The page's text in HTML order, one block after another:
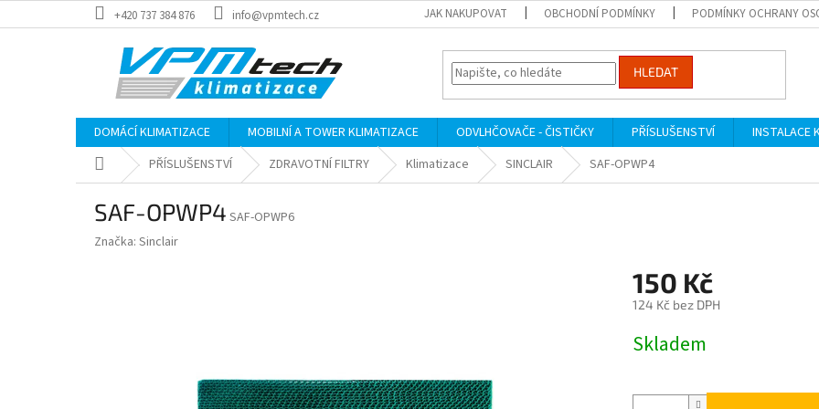
na
+420 737 384 876 info@vpmtech.cz JAK NAKUPOVAT OBCHODNÍ PODMÍNKY PODMÍNKY OCHRANY
HLEDAT
DOMÁCÍ KLIMATIZACE MOBILNÍ A TOWER KLIMATIZACE ODVLHČOVAČE - ČISTIČKY PŘÍSLUŠENSTVÍ INSTALACE
Domů PŘÍSLUŠENSTVÍ ZDRAVOTNÍ FILTRY Klimatizace SINCLAIR SAF-OPWP4
SAF-OPWP4 SAF-OPWP6
Značka: Sinclair
150 Kč
124 Kč bez DPH
cena:
Skladem